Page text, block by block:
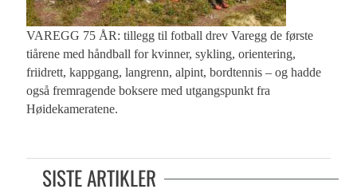
VAREGG 75 ÅR: tillegg til fotball drev Varegg de første
tiårene med håndball for kvinner, sykling, orientering,
friidrett, kappgang, langrenn, alpint, bordtennis – og hadde
også fremragende boksere med utgangspunkt fra
Høidekameratene.
SISTE ARTIKLER